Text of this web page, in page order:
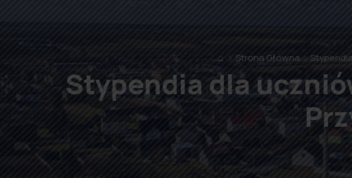
⌂ Strona Główna
Stypendia dla